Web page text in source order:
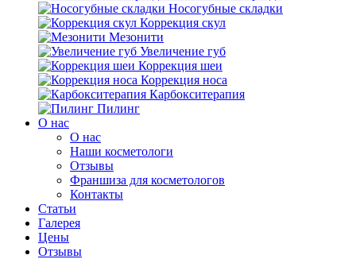
Носогубные складки
Коррекция скул
Мезонити
Увеличение губ
Коррекция шеи
Коррекция носа
Карбокситерапия
Пилинг
O нас
O нас
Наши косметологи
Отзывы
Франшиза для косметологов
Контакты
Статьи
Галерея
Цены
Отзывы